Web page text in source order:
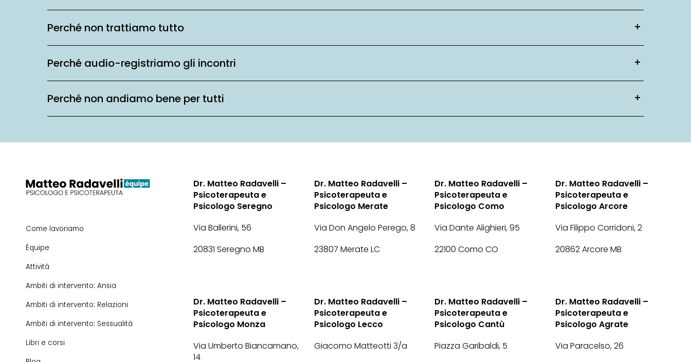
Perché non trattiamo tutto
Perché audio-registriamo gli incontri
Perché non andiamo bene per tutti
Come lavoriamo
Équipe
Attività
Ambiti di intervento: Ansia
Ambiti di intervento: Relazioni
Ambiti di intervento: Sessualità
Libri e corsi
Dr. Matteo Radavelli –
Psicoterapeuta e
Psicologo Seregno
Via Ballerini, 56
20831 Seregno MB
Dr. Matteo Radavelli –
Psicoterapeuta e
Psicologo Merate
Via Don Angelo Perego, 8
23807 Merate LC
Dr. Matteo Radavelli –
Psicoterapeuta e
Psicologo Como
Via Dante Alighieri, 95
22100 Como CO
Dr. Matteo Radavelli –
Psicoterapeuta e
Psicologo Arcore
Via Filippo Corridoni, 2
20862 Arcore MB
Dr. Matteo Radavelli –
Psicoterapeuta e
Psicologo Monza
Via Umberto Biancamano,
14
Dr. Matteo Radavelli –
Psicoterapeuta e
Psicologo Lecco
Giacomo Matteotti 3/a
Dr. Matteo Radavelli –
Psicoterapeuta e
Psicologo Cantù
Piazza Garibaldi, 5
Dr. Matteo Radavelli –
Psicoterapeuta e
Psicologo Agrate
Via Paracelso, 26